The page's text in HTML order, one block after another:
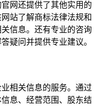
网还提供了其他实用的
站了解商标法律法规和
信息。还有专业的咨询
疑问并提供专业建议。
相关信息的服务。通过
息、经营范围、股东结